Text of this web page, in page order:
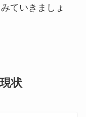
ていきましょ
状